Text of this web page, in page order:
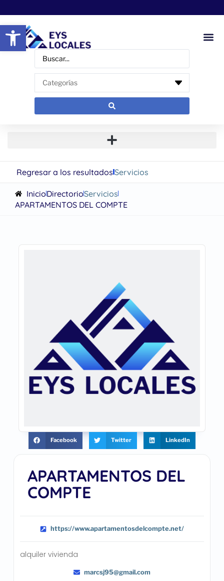
Abrir barra de herramientas
Regresar a los resultadosServicios
InicioDirectorioServicios
APARTAMENTOS DEL COMPTE
APARTAMENTOS DEL
COMPTE
https://www.apartamentosdelcompte.net/
alquiler vivienda
marcsj95@gmail.com
Facebook Twitter LinkedIn